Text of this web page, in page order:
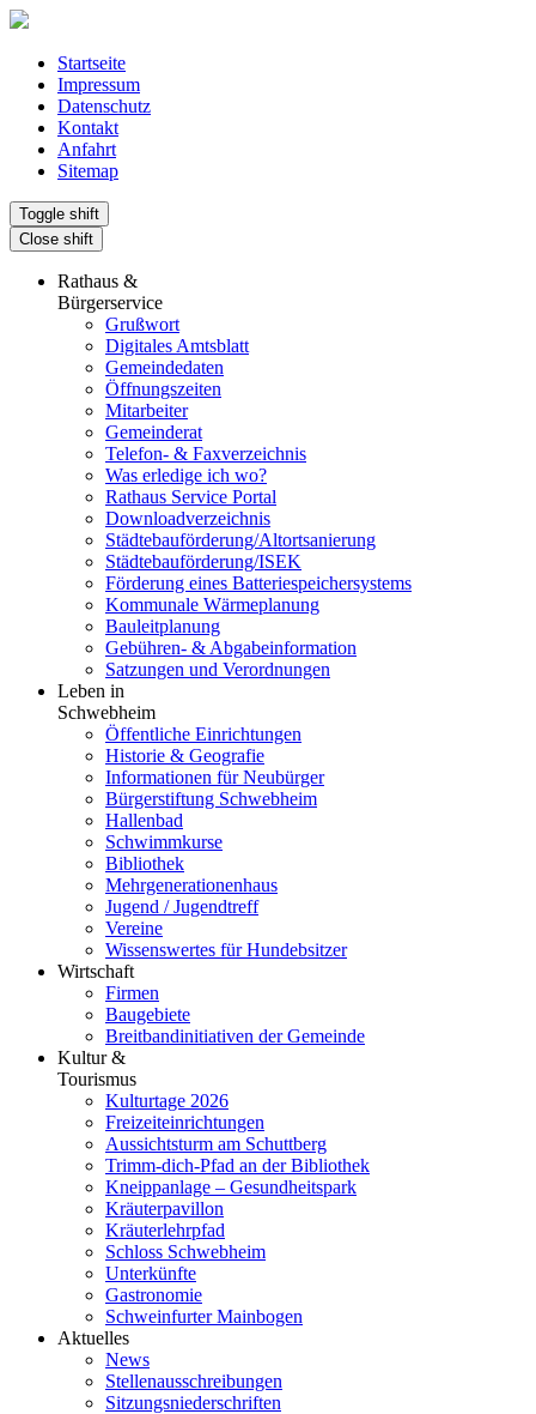
Startseite
Impressum
Datenschutz
Kontakt
Anfahrt
Sitemap
Toggle shift
Close shift
Rathaus &
Bürgerservice
Grußwort
Digitales Amtsblatt
Gemeindedaten
Öffnungszeiten
Mitarbeiter
Gemeinderat
Telefon- & Faxverzeichnis
Was erledige ich wo?
Rathaus Service Portal
Downloadverzeichnis
Städtebauförderung/Altortsanierung
Städtebauförderung/ISEK
Förderung eines Batteriespeichersystems
Kommunale Wärmeplanung
Bauleitplanung
Gebühren- & Abgabeinformation
Satzungen und Verordnungen
Leben in
Schwebheim
Öffentliche Einrichtungen
Historie & Geografie
Informationen für Neubürger
Bürgerstiftung Schwebheim
Hallenbad
Schwimmkurse
Bibliothek
Mehrgenerationenhaus
Jugend / Jugendtreff
Vereine
Wissenswertes für Hundebsitzer
Wirtschaft
Firmen
Baugebiete
Breitbandinitiativen der Gemeinde
Kultur &
Tourismus
Kulturtage 2026
Freizeiteinrichtungen
Aussichtsturm am Schuttberg
Trimm-dich-Pfad an der Bibliothek
Kneippanlage – Gesundheitspark
Kräuterpavillon
Kräuterlehrpfad
Schloss Schwebheim
Unterkünfte
Gastronomie
Schweinfurter Mainbogen
Aktuelles
News
Stellenausschreibungen
Sitzungsniederschriften